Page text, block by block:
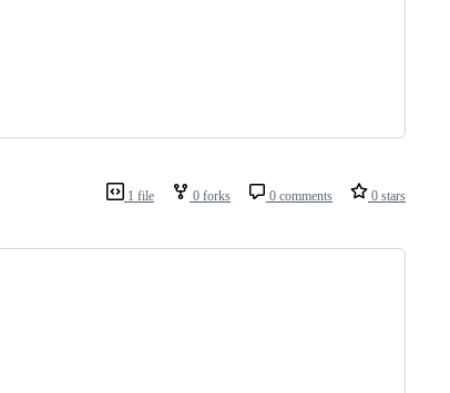
1 file 0 forks 0 comments 0 stars